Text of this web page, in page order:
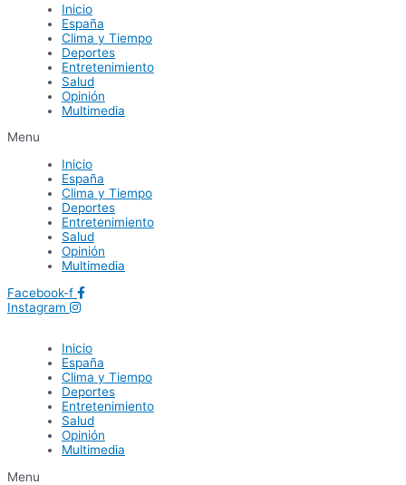
Inicio
España
Clima y Tiempo
Deportes
Entretenimiento
Salud
Opinión
Multimedia
Menu
Inicio
España
Clima y Tiempo
Deportes
Entretenimiento
Salud
Opinión
Multimedia
Facebook-f
Instagram
Inicio
España
Clima y Tiempo
Deportes
Entretenimiento
Salud
Opinión
Multimedia
Menu